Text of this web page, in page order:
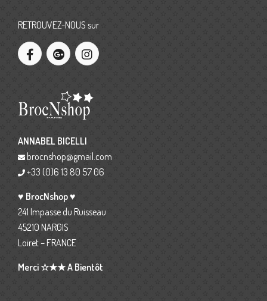
RETROUVEZ-NOUS sur
ANNABEL BICELLI
brocnshop@gmail.com
+33 (0)6 13 80 57 06
♥ BrocNshop ♥
241 Impasse du Ruisseau
45210 NARGIS
Loiret – FRANCE
Merci ☆★★ A Bientôt